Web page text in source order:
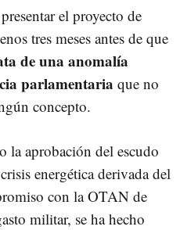
el proyecto de
tres meses antes de que
de una anomalía
parlamentaria que no
concepto.
la aprobación del escudo
energética derivada del
con la OTAN de
militar, se ha hecho